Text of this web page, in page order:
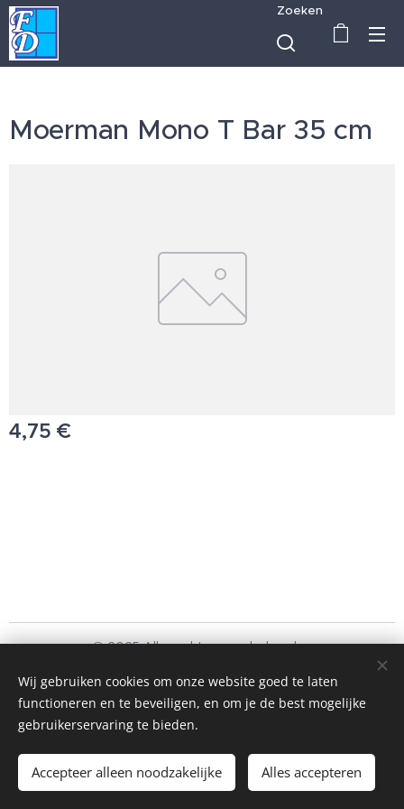
Zoeken
Moerman Mono T Bar 35 cm
4,75 €
Toevoegen aan de winkelwagen
© 2025 Alle rechten voorbehouden
Schoonmaakbedrijf Frando Bv
Cookies
Wij gebruiken cookies om onze website goed te laten
functioneren en te beveiligen, en om je de best mogelijke
gebruikerservaring te bieden.
Accepteer alleen noodzakelijke Alles accepteren